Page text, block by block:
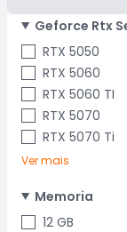
Geforce Rtx
RTX 5050
RTX 5060
RTX 5060 TI
RTX 5070
RTX 5070 Ti
Ver mais
Memoria
12 GB